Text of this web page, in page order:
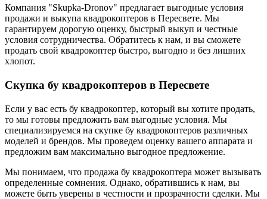
Компания "Skupka-Dronov" предлагает выгодные условия
продажи и выкупа квадрокоптеров в Пересвете. Мы
гарантируем дорогую оценку, быстрый выкуп и честные
условия сотрудничества. Обратитесь к нам, и вы сможете
продать свой квадрокоптер быстро, выгодно и без лишних
хлопот.
Скупка бу квадрокоптеров в Пересвете
Если у вас есть бу квадрокоптер, который вы хотите продать,
то мы готовы предложить вам выгодные условия. Мы
специализируемся на скупке бу квадрокоптеров различных
моделей и брендов. Мы проведем оценку вашего аппарата и
предложим вам максимально выгодное предложение.
Мы понимаем, что продажа бу квадрокоптера может вызывать
определенные сомнения. Однако, обратившись к нам, вы
можете быть уверены в честности и прозрачности сделки. Мы